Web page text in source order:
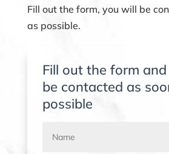
Fill out the form, you will be
as possible.
Fill out the form
be contacted as
possible